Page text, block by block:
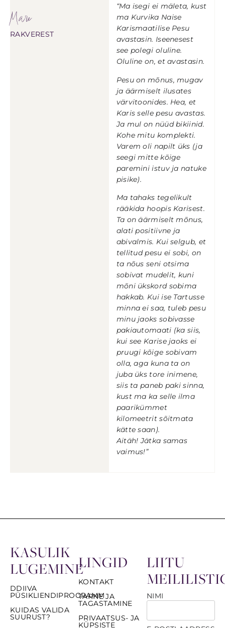
Mare
RAKVEREST
“Ma isegi ei mäleta, kust
ma Kurvika Naise
Karismaatilise Pesu
avastasin. Iseenesest
see polegi oluline.
Oluline on, et avastasin.
Pesu on mõnus, mugav
ja äärmiselt ilusates
värvitoonides. Hea, et
Karis selle pesu avastas.
Ja mul on nüüd bikiinid.
Kohe mitu komplekti.
Varem oli napilt üks (ja
seegi mitte kõige
paremini istuv ja natuke
pisike).
Ma tahaks tegelikult
rääkida hoopis Karisest.
Ta on äärmiselt mõnus,
alati positiivne ja
abivalmis. Kui selgub, et
tellitud pesu ei sobi, on
ta nõus seni otsima
sobivat mudelit, kuni
mõni ükskord sobima
hakkab. Kui ise Tartusse
minna ei saa, tuleb pesu
minu jaoks sobivasse
pakiautomaati (ka siis,
kui see Karise jaoks ei
pruugi kõige sobivam
olla, aga kuna ta on
juba üks tore inimene,
siis ta paneb paki sinna,
kust ma ka selle ilma
paarikümmet
kilomeetrit sõitmata
kätte saan).
Aitäh! Jätka samas
vaimus!”
KASULIK
LUGEMINE
DDIIVA
PÜSIKLIENDIPROGRAMM
KUIDAS VALIDA
SUURUST?
LINGID
KONTAKT
TARNE JA
TAGASTAMINE
PRIVAATSUS- JA
KÜPSISTE
LIITU
NIMI